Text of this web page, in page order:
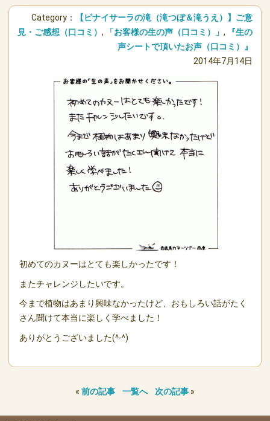
Category：
【ピナイサーラの滝（滝つぼ＆滝うえ）】ご意
見・ご感想（口コミ） , 「お客様の生の声（口コミ）」 ,
『生の
声シートで頂いたお声（口コミ）』
2014年7月14日
初めてのカヌーはとても楽しかったです！
またチャレンジしたいです。
今まで植物はあまり興味なかったけど、おもしろい話がたく
さん聞けて本当に楽しく学べました！
ありがとうございました(^-^)
« 前の記事 一覧へ 次の記事 »